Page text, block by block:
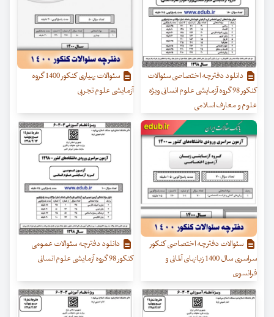
دانلود دفترچه اختصاصی سئوالات
کنکور 98 گروه آزمایشی علوم انسانی ویژه
علوم و معارف اسلامی
سئوالات بهیاری کنکور 1400 گروه
آزمایشی علوم تجربی
سئوالات دفترچه اختصاصی کنکور
سراسری سال 1400 زبانهای آلمانی و
فرانسوی
دانلود دفترچه سئوالات عمومی
کنکور 98 گروه آزمایشی علوم انسانی